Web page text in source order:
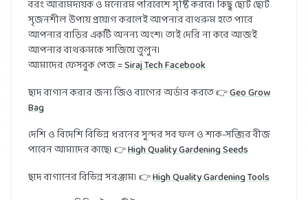
বরং আরামদায়ক ও মনোরম পরিবেশে সৃষ্টি করবে। কিছু ছোট ছোট
সৃজনশীল উপায় প্রয়োগ করলেই আপনার বাথরুম হতে পারে
আপনার বাড়ির একটি অনন্য অংশ। তাই দেরি না করে আজই
আপনার বাথরুমকে সাজিয়ে তুলুন।
আমাদের ফেসবুক পেজ =Siraj Tech Facebook
ছাদ বাগান করার জন্য জিও ব্যাগের অর্ডার করতে 👉Geo Grow
Bag
দেশি ও বিদেশি বিভিন্ন ধরনের সুন্দর সব ফল ও শাক-সব্জির বীজ
পাবেন আমাদের কাছে। 👉High Quality Gardening Seeds
ছাদ বাগানের বিভিন্ন সরঞ্জাম। 👉High Quality Gardening Tools